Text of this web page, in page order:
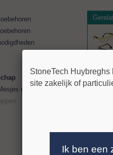
etc
025100
<< terug
StoneTech
site zakelijk of
Ik ben een